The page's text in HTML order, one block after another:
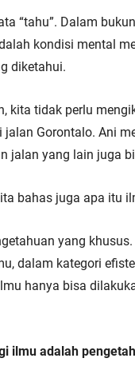
“tahu”. Dalam
kondisi mental
diketahui.
kita tidak perlu
jalan Gorontalo. Ani
jalan yang lain juga
bahas juga apa itu
yang
dalam kategori
hanya bisa
ilmu adalah